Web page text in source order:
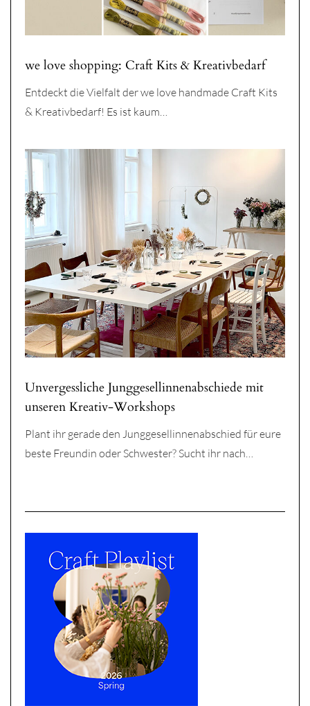
we love shopping: Craft Kits & Kreativbedarf
Entdeckt die Vielfalt der we love handmade Craft Kits
& Kreativbedarf! Es ist kaum…
Unvergessliche Junggesellinnenabschiede mit
unseren Kreativ-Workshops
Plant ihr gerade den Junggesellinnenabschied für eure
beste Freundin oder Schwester? Sucht ihr nach…